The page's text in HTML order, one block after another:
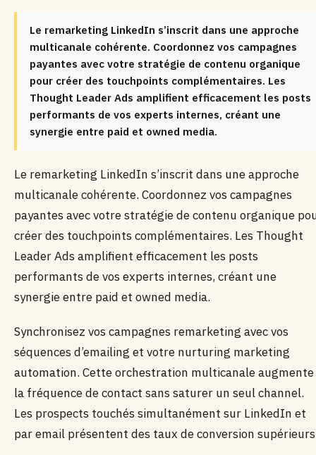
Le remarketing LinkedIn s’inscrit dans une approche
multicanale cohérente. Coordonnez vos campagnes
payantes avec votre stratégie de contenu organique
pour créer des touchpoints complémentaires. Les
Thought Leader Ads amplifient efficacement les posts
performants de vos experts internes, créant une
synergie entre paid et owned media.
Le remarketing LinkedIn s’inscrit dans une approche
multicanale cohérente. Coordonnez vos campagnes
payantes avec votre stratégie de contenu organique
créer des touchpoints complémentaires. Les Thought
Leader Ads amplifient efficacement les posts
performants de vos experts internes, créant une
synergie entre paid et owned media.
Synchronisez vos campagnes remarketing avec vos
séquences d’emailing et votre nurturing marketing
automation. Cette orchestration multicanale augmente
la fréquence de contact sans saturer un seul channel.
Les prospects touchés simultanément sur LinkedIn et
par email présentent des taux de conversion